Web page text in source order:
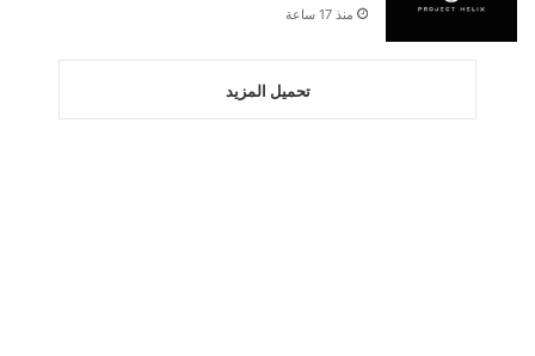
منذ 17 ساعة
تحميل المزيد